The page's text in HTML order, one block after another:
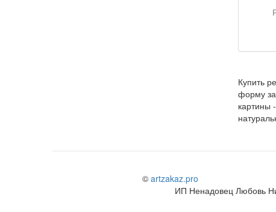
Купить
форму
картины -
© artzakaz.pro
ИП Ненадовец Любовь